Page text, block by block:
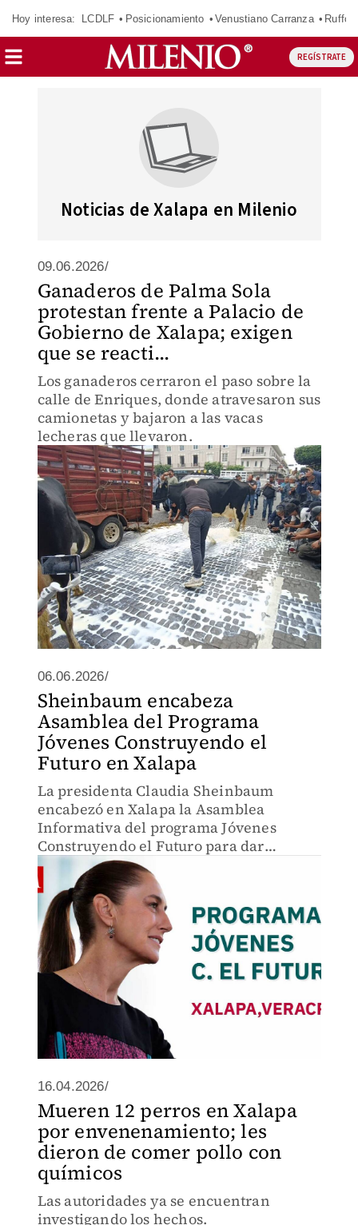
Hoy interesa: LCDLF Posicionamiento Venustiano Carranza Ruffo
REGÍSTRATE
Noticias de Xalapa en Milenio
09.06.2026/
Ganaderos de Palma Sola
protestan frente a Palacio de
Gobierno de Xalapa; exigen
que se reacti...
Los ganaderos cerraron el paso sobre la
calle de Enriques, donde atravesaron sus
camionetas y bajaron a las vacas
lecheras que llevaron.
06.06.2026/
Sheinbaum encabeza
Asamblea del Programa
Jóvenes Construyendo el
Futuro en Xalapa
La presidenta Claudia Sheinbaum
encabezó en Xalapa la Asamblea
Informativa del programa Jóvenes
Construyendo el Futuro para dar
seguimiento a los apoyos.
16.04.2026/
Mueren 12 perros en Xalapa
por envenenamiento; les
dieron de comer pollo con
químicos
Las autoridades ya se encuentran
investigando los hechos.